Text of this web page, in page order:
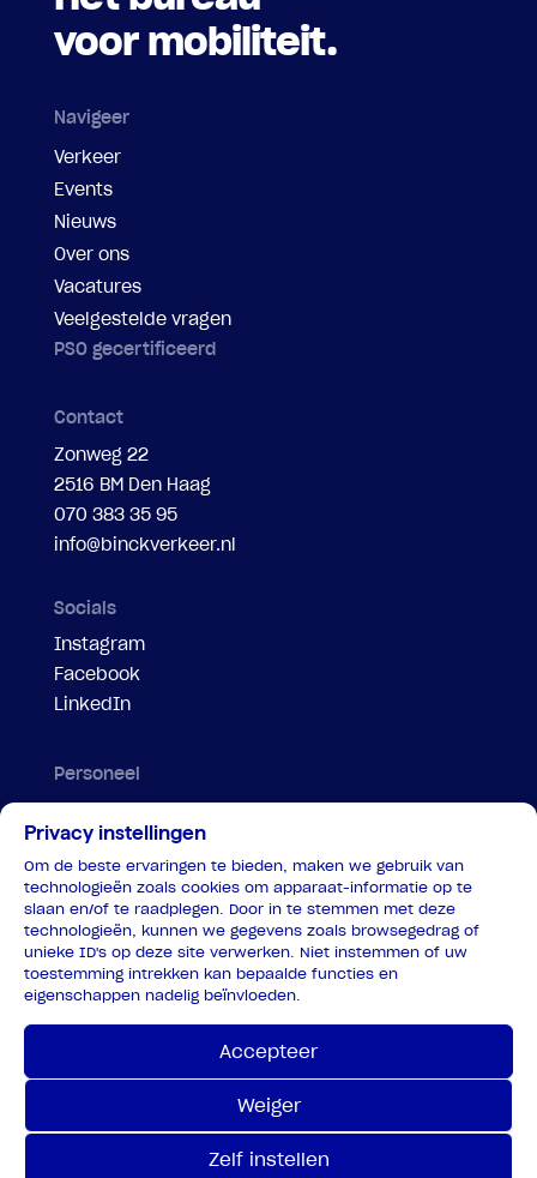
Privacy instellingen
Om de beste ervaringen te bieden, maken we gebruik van
technologieën zoals cookies om apparaat-informatie op te
slaan en/of te raadplegen. Door in te stemmen met deze
technologieën, kunnen we gegevens zoals browsegedrag of
unieke ID's op deze site verwerken. Niet instemmen of uw
toestemming intrekken kan bepaalde functies en
eigenschappen nadelig beïnvloeden.
Accepteer
Weiger
Zelf instellen
voor mobiliteit.
Navigeer
Verkeer
Events
Nieuws
Over ons
Vacatures
Veelgestelde vragen
PSO gecertificeerd
Contact
Zonweg 22
2516 BM Den Haag
070 383 35 95
info@binckverkeer.nl
Socials
Instagram
Facebook
LinkedIn
Personeel
Motorbegeleiding
Parkeersteward
Portier
Veiligheidspersoon tram
Verkeersregelaar
Verkeersregelaar coördinator
© Binck verkeer 2026